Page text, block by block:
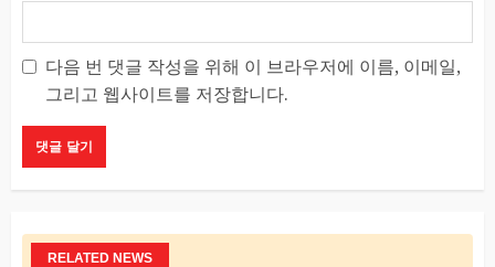
다음 번 댓글 작성을 위해 이 브라우저에 이름, 이메일,
그리고 웹사이트를 저장합니다.
RELATED NEWS